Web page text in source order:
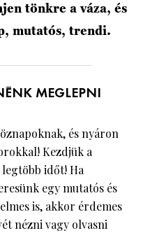
tönkre a váza, és
mutatós, trendi.
MEGLEPNI
és nyáron
Kezdjük a
időt! Ha
egy mutatós és
is, akkor érdemes
nézni vagy olvasni